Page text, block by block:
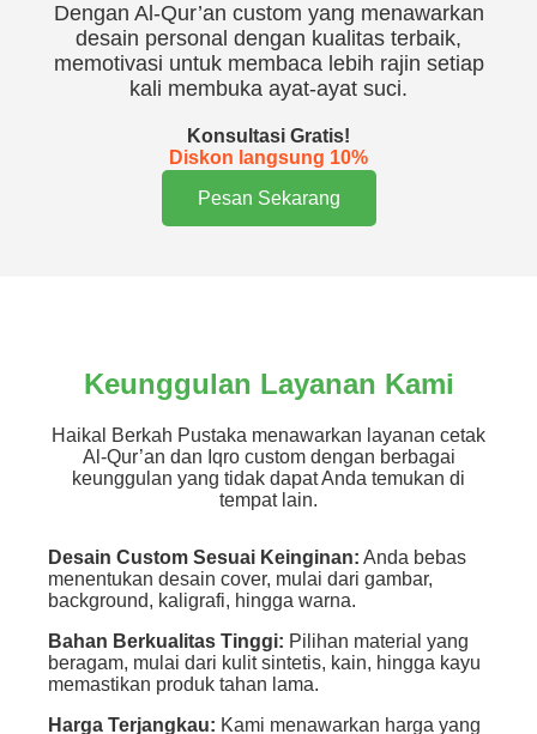
Dengan Al-Qur’an custom yang menawarkan
desain personal dengan kualitas terbaik,
memotivasi untuk membaca lebih rajin setiap
kali membuka ayat-ayat suci.
Konsultasi Gratis!
Diskon langsung 10%
Pesan Sekarang
Keunggulan Layanan Kami
Haikal Berkah Pustaka menawarkan layanan cetak
Al-Qur’an dan Iqro custom dengan berbagai
keunggulan yang tidak dapat Anda temukan di
tempat lain.
Desain Custom Sesuai Keinginan: Anda bebas
menentukan desain cover, mulai dari gambar,
background, kaligrafi, hingga warna.
Bahan Berkualitas Tinggi: Pilihan material yang
beragam, mulai dari kulit sintetis, kain, hingga kayu
memastikan produk tahan lama.
Harga Terjangkau: Kami menawarkan harga yang